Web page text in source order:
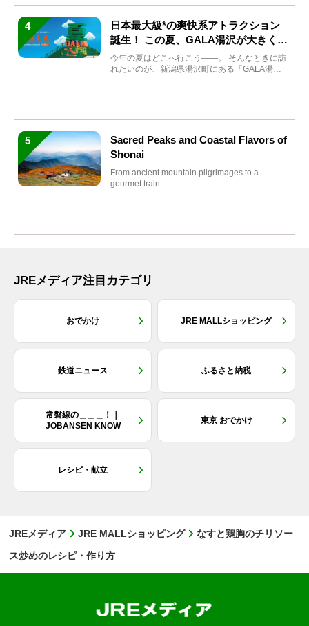
4
日本最大級*の爽快系アトラクション
誕生！ この夏、GALA湯沢が大きく生
まれ変わる
今年の夏はどこへ行こう――。 そんなときに訪
れたいのが、新潟県湯沢町にある「GALA湯
5
Sacred Peaks and Coastal Flavors of
Shonai
From ancient mountain pilgrimages to a
gourmet train...
JREメディア注目カテゴリ
おでかけ JRE MALLショッピング
鉄道ニュース ふるさと納税
常磐線の＿＿＿！｜
JOBANSEN KNOW
東京 おでかけ
レシピ・献立
JREメディア JRE MALLショッピング
なすと鶏胸のチリソー
ス炒めのレシピ・作り方